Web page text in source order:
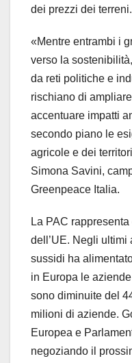
dei prezzi dei terreni.
«Mentre entrambi i
verso la
da reti politiche e
rischiano di
accentuare impatti
secondo piano le
agricole e dei
Simona Savini,
Greenpeace Italia.
La PAC
dell’UE. Negli ultimi
sussidi ha
in Europa le
sono diminuite del
milioni di aziende.
Europea e
negoziando il